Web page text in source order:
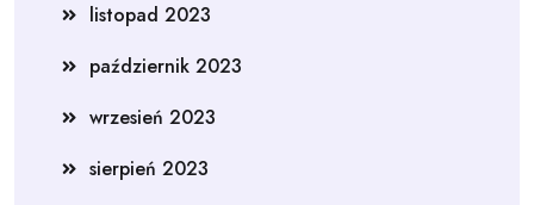
listopad 2023
październik 2023
wrzesień 2023
sierpień 2023